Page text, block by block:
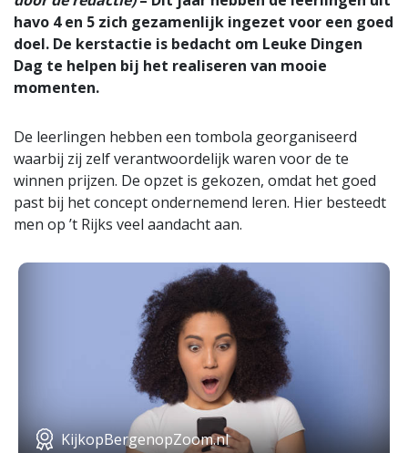
havo 4 en 5 zich gezamenlijk ingezet voor een goed
doel. De kerstactie is bedacht om Leuke Dingen
Dag te helpen bij het realiseren van mooie
momenten.
De leerlingen hebben een tombola georganiseerd
waarbij zij zelf verantwoordelijk waren voor de te
winnen prijzen. De opzet is gekozen, omdat het goed
past bij het concept ondernemend leren. Hier besteedt
men op ’t Rijks veel aandacht aan.
KijkopBergenopZoom.nl